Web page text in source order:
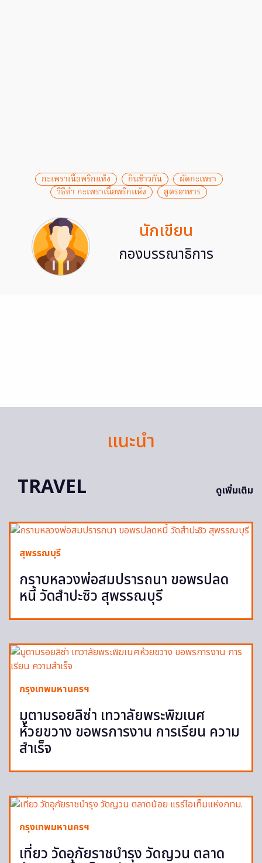
กะเพราเนื้อพริกแห้ง กินข้าวกัน
ผัดกะเพรา
วิธีทำ กะเพราเนื้อพริกแห้ง
สูตรอาหาร
นักเขียน
กองบรรณาธิการ
แนะนำ
TRAVEL
ดูเพิ่มเติม
สุพรรณบุรี
กราบหลวงพ่อสมปรารถนา ขอพรปลด
หนี้ วัดสำปะซิว สุพรรณบุรี
กรุงเทพมหานครฯ
มูตามรอยลิซ่า เทวาลัยพระพิฆเนศ
ห้วยขวาง ขอพรการงาน การเรียน ความ
สำเร็จ
กรุงเทพมหานครฯ
เที่ยว วัดอุภัยราชบำรุง วัดญวน ตลาด